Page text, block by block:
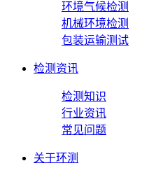
环境气候检测
机械环境检测
包装运输测试
检测资讯
检测知识
行业资讯
常见问题
关于环测